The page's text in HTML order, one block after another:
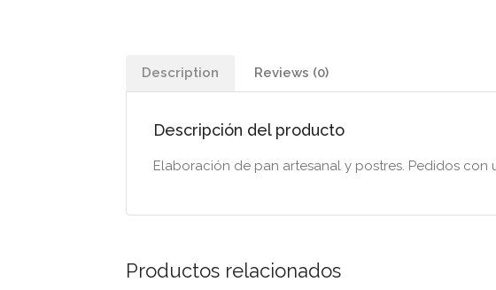
Description Reviews (0)
Descripción del producto
Elaboración de pan artesanal y postres. Pedidos con
Productos relacionados